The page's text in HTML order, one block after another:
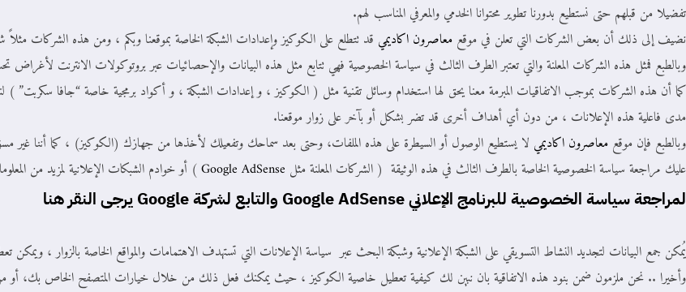
تفضيلا من قبلهم حتى نستطيع بدورنا تطوير محتوانا الخدمي والمعرفي المناسب لهم.
نضيف إلى ذلك أن بعض الشركات التي تعلن في موقع معاصرون اكاديمي قد تتطلع على الكوكيز وإعدادات الشبكة الخاصة بموقعنا وبكم ، ومن هذه الشركات مثلاً
وبالطبع فمثل هذه الشركات المعلنة والتي تعتبر الطرف الثالث في سياسة الخصوصية فهي تتابع مثل هذه البيانات والإحصائيات عبر بروتوكولات الانترنت لأغراض
كما أن هذه الشركات بموجب الاتفاقيات المبرمة معنا يحق لها استخدام وسائل تقنية مثل ( الكوكيز ، و إعدادات الشبكة ، و أكواد برمجية خاصة “جافا سكربت”
مدى فاعلية هذه الإعلانات ، من دون أي أهداف أخرى قد تضر بشكل أو بآخر على زوار موقعنا.
وبالطبع فإن موقع معاصرون اكاديمي لا يستطيع الوصول أو السيطرة على هذه الملفات، وحتى بعد سماحك وتفعيلك لأخذها من جهازك (الكوكيز) ، كما أننا
عليك مراجعة سياسة الخصوصية الخاصة بالطرف الثالث في هذه الوثيقة ( الشركات المعلنة مثل Google AdSense) أو خوادم الشبكات الإعلانية لمزيد من
لمراجعة سياسة الخصوصية للبرنامج الإعلانيGoogle AdSense والتابع لشركةGoogle يرجى النقرهنا
يُمكن جمع البيانات لتجديد النشاط التسويقي على الشبكة الإعلانية وشبكة البحث عبر سياسة الإعلانات التي تستهدف الاهتمامات والمواقع الخاصة بالزوار ، ويمكن
وأخيرا .. نحن ملزمون ضمن بنود هذه الاتفاقية بان نبين لك كيفية تعطيل خاصية الكوكيز ، حيث يمكنك فعل ذلك من خلال خيارات المتصفح الخاص بك، أو